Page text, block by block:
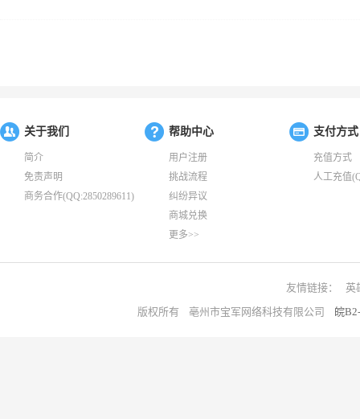
关于我们
简介
免责声明
商务合作(QQ:2850289611)
帮助中心
用户注册
挑战流程
纠纷异议
商城兑换
更多>>
支付方式
充值方式
人工充值
友情链接：
英
版权所有 亳州市宝军网络科技有限公司 皖